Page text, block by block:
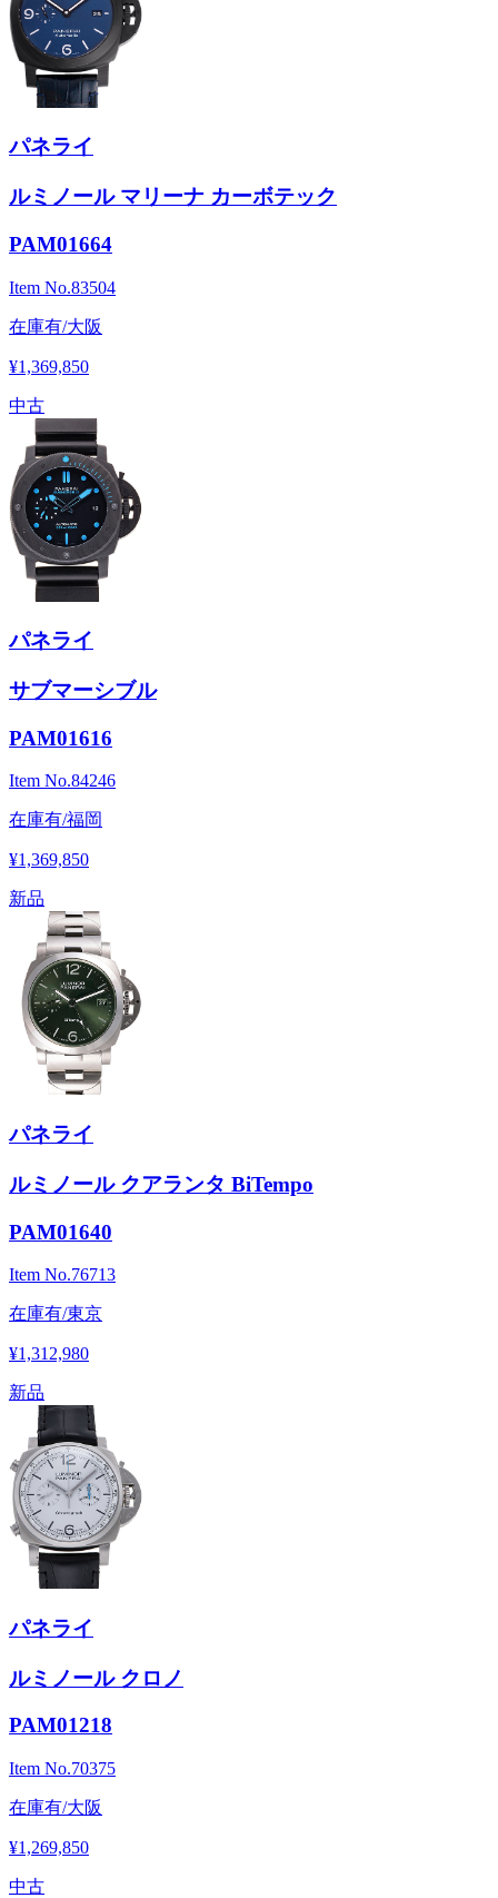
パネライ
ルミノール マリーナ カーボテック
PAM01664
Item No.83504
在庫有/大阪
¥1,369,850
中古
パネライ
サブマーシブル
PAM01616
Item No.84246
在庫有/福岡
¥1,369,850
新品
パネライ
ルミノール クアランタ BiTempo
PAM01640
Item No.76713
在庫有/東京
¥1,312,980
新品
パネライ
ルミノール クロノ
PAM01218
Item No.70375
在庫有/大阪
¥1,269,850
中古